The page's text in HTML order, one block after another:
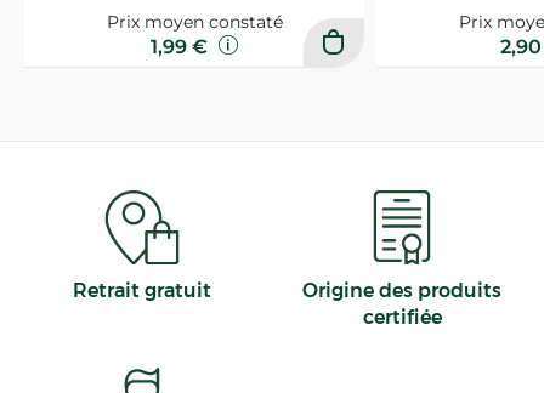
Prix moyen constaté
1,99 €
Prix
Retrait gratuit
Origine des produits
certifiée